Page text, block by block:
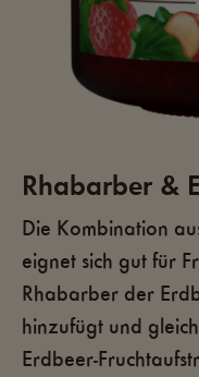
Rhabarber &
Die Kombination
eignet sich gut für
Rhabarber der
hinzufügt und
Erdbeer-